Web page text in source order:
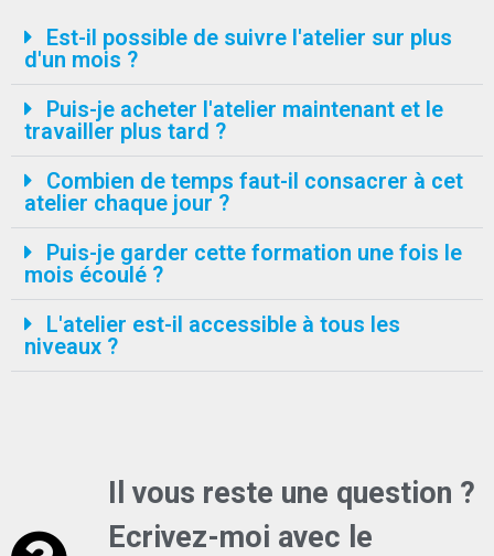
Est-il possible de suivre l'atelier sur plus
d'un mois ?
Puis-je acheter l'atelier maintenant et le
travailler plus tard ?
Combien de temps faut-il consacrer à cet
atelier chaque jour ?
Puis-je garder cette formation une fois le
mois écoulé ?
L'atelier est-il accessible à tous les
niveaux ?
Il vous reste une question ?
Ecrivez-moi avec le